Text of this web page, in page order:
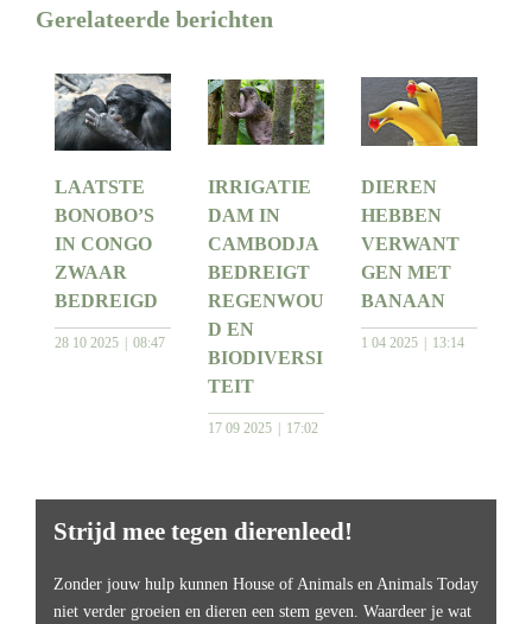
Gerelateerde berichten
LAATSTE
BONOBO’S
IN CONGO
ZWAAR
BEDREIGD
28 10 2025 08:47
IRRIGATIE
DAM IN
CAMBODJA
BEDREIGT
REGENWOU
D EN
BIODIVERSI
TEIT
17 09 2025 17:02
DIEREN
HEBBEN
VERWANT
GEN MET
BANAAN
1 04 2025 13:14
Strijd mee tegen dierenleed!
Zonder jouw hulp kunnen House of Animals en Animals Today
niet verder groeien en dieren een stem geven. Waardeer je wat